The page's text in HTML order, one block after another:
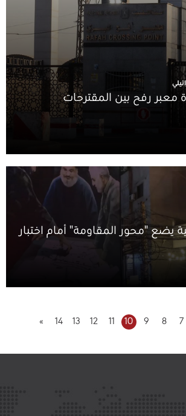
معبر رفح بين المقترحات
يضع "محور المقاومة" أمام اختبار
7
8
9
10
11
12
13
14
»